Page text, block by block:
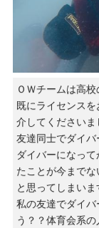
ＯＷチームは高校
既にライセンス
介してくださいま
友達同士でダイバ
ダイバーになっ
たことが今まで
と思ってしまいま
私の友達でダイ
う？？体育会系